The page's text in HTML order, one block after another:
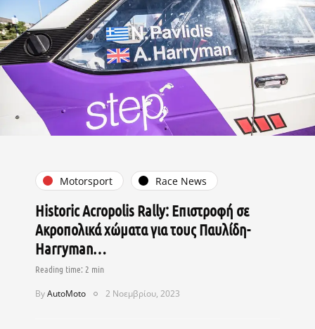
Motorsport Race News
Historic Acropolis Rally: Επιστροφή σε
Ακροπολικά χώματα για τους Παυλίδη-
Harryman…
ByAutoMoto 2 Νοεμβρίου, 2023